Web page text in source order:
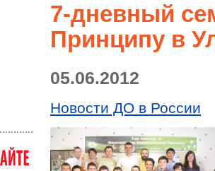
7-дневный
Принципу в
05.06.2012
Новости ДО в России